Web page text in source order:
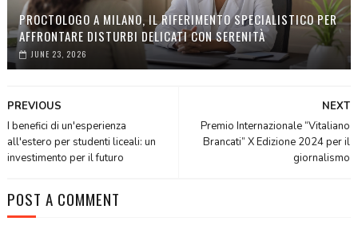
PROCTOLOGO A MILANO, IL RIFERIMENTO SPECIALISTICO PER
AFFRONTARE DISTURBI DELICATI CON SERENITÀ
JUNE 23, 2026
NEXT
Premio Internazionale “Vitaliano
Brancati” X Edizione 2024 per il
giornalismo
PREVIOUS
I benefici di un'esperienza
all'estero per studenti liceali: un
investimento per il futuro
POST A COMMENT